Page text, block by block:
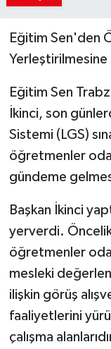
Eğitim Sen'den
Yerleştirilmesine
Eğitim Sen
İkinci, son
Sistemi (LGS)
öğretmenler
gündeme
Başkan İkinci
yerverdi.
öğretmenler
mesleki
ilişkin görüş
faaliyetlerini
çalışma